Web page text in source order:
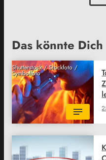
Das könnte
Shutterstock / Stockfoto /
Symbolfoto